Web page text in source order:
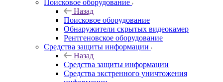
Поисковое оборудование
Назад
Поисковое оборудование
Обнаружители скрытых видеокамер
Рентгеновское оборудование
Средства защиты информации
Назад
Средства защиты информации
Средства экстренного уничтожения